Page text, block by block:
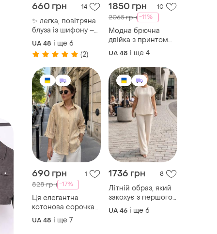
660 грн 14
✨ легка, повітряна
блуза із шифону –
твій ідеальний
вибір на кожен
день!
UA 48 і ще 6
(2)
1850 грн 10
2065 грн -11%
Модна брючна
двійка з принтом
виглядає легко,
стильно та жіночно
✨ жакет без
підкладки —
ідеальний варіант
на теплу погоду.
укорочені брюки на
манжеті
UA 48 і ще 4
690 грн 1
828 грн -17%
Ця елегантна
котонова сорочка
стане базою
вашого гардеробу.
UA 48 і ще 7
1736 грн 8
Літній образ, який
закохує з першого
погляду 🤎
UA 46 і ще 6